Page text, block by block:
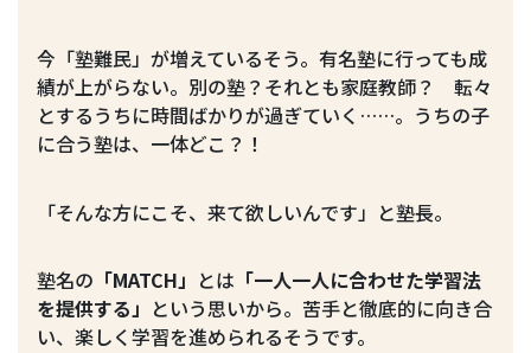
今「塾難民」が増えているそう。有名塾に行っても成
績が上がらない。別の塾？それとも家庭教師？ 転々
とするうちに時間ばかりが過ぎていく……。うちの子
に合う塾は、一体どこ？！
「そんな方にこそ、来て欲しいんです」と塾長。
塾名の 「MATCH」 とは 「一人一人に合わせた学習法
を提供する」 という思いから。苦手と徹底的に向き合
い、楽しく学習を進められるそうです。